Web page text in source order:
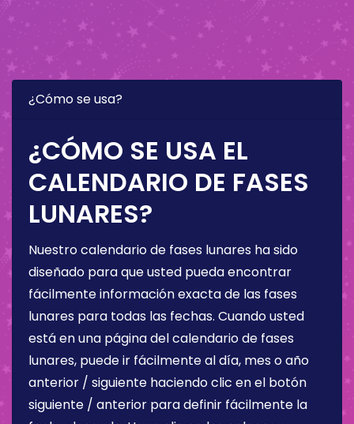
¿Cómo se usa?
¿CÓMO SE USA EL
CALENDARIO DE FASES
LUNARES?
Nuestro calendario de fases lunares ha sido
diseñado para que usted pueda encontrar
fácilmente información exacta de las fases
lunares para todas las fechas. Cuando usted
está en una página del calendario de fases
lunares, puede ir fácilmente al día, mes o año
anterior / siguiente haciendo clic en el botón
siguiente / anterior para definir fácilmente la